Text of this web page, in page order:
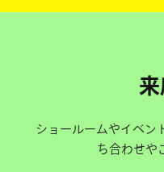
ショールームやイベン
ち合わせや